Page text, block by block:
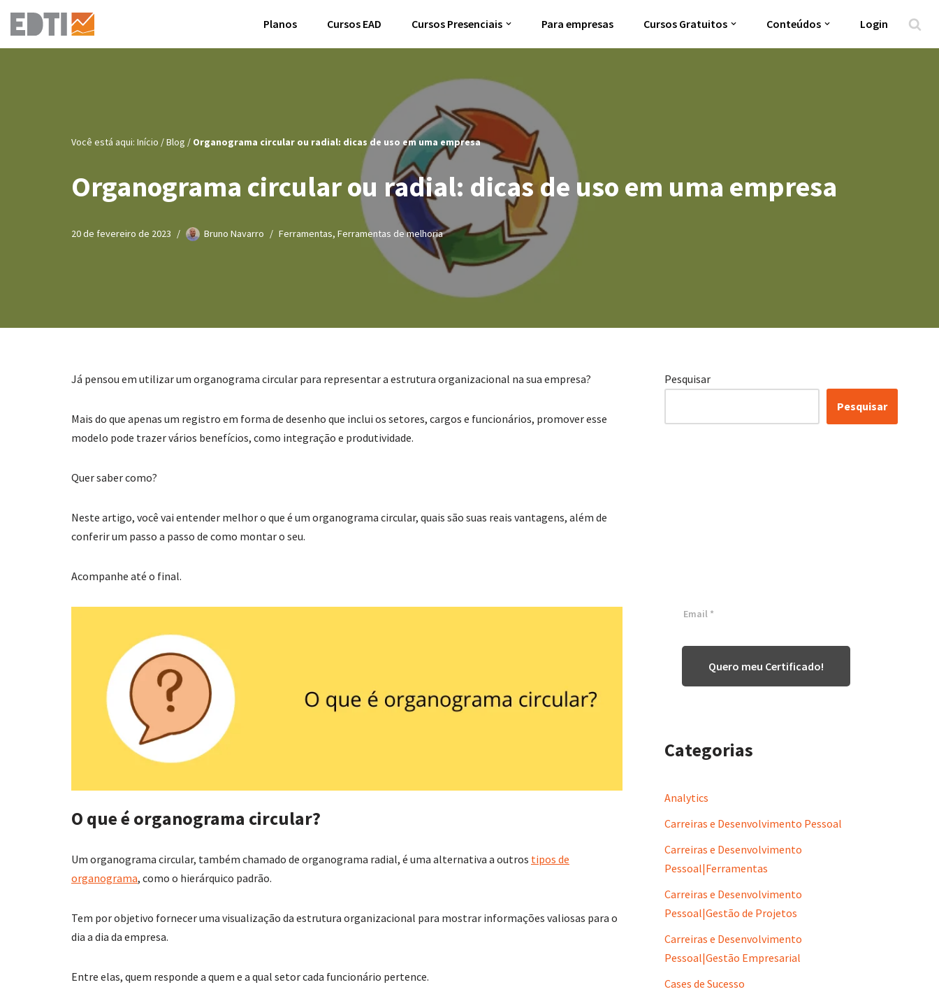
Pular
Planos Cursos EAD Cursos Presenciais Para empresas Cursos Gratuitos Conteúdos Login
Você está aqui: Início /Blog / Organograma circular ou radial: dicas de uso em uma empresa
Organograma circular ou radial: dicas de uso em uma empresa
20 de fevereiro de 2023 Bruno Navarro Ferramentas, Ferramentas de melhoria
Já pensou em utilizar um organograma circular para representar a estrutura organizacional na sua empresa?
Mais do que apenas um registro em forma de desenho que inclui os setores, cargos e funcionários, promover esse
modelo pode trazer vários benefícios, como integração e produtividade.
Quer saber como?
Neste artigo, você vai entender melhor o que é um organograma circular, quais são suas reais vantagens, além de
conferir um passo a passo de como montar o seu.
Acompanhe até o final.
O que é organograma circular?
Um organograma circular, também chamado de organograma radial, é uma alternativa a outros tipos de
organograma, como o hierárquico padrão.
Tem por objetivo fornecer uma visualização da estrutura organizacional para mostrar informações valiosas para o
dia a dia da empresa.
Entre elas, quem responde a quem e a qual setor cada funcionário pertence.
Pesquisar
Pesquisar
Quero meu Certificado!
Categorias
Analytics
Carreiras e Desenvolvimento Pessoal
Carreiras e Desenvolvimento
Pessoal|Ferramentas
Carreiras e Desenvolvimento
Pessoal|Gestão de Projetos
Carreiras e Desenvolvimento
Pessoal|Gestão Empresarial
Cases de Sucesso